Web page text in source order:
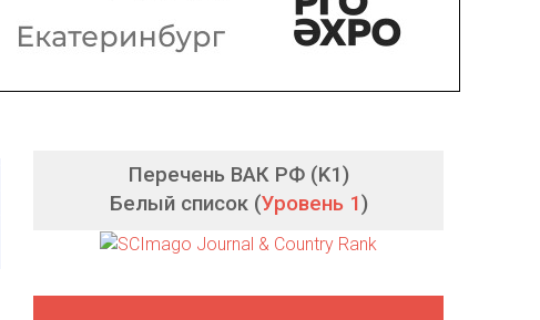
Перечень ВАК РФ (K1)
Белый список (Уровень 1)